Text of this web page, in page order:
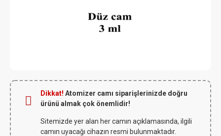
Dikkat! Atomizer camı siparişlerinizde doğru
ürünü almak çok önemlidir!
Sitemizde yer alan her camın açıklamasında, ilgili
camın uyacağı cihazın resmi bulunmaktadır.